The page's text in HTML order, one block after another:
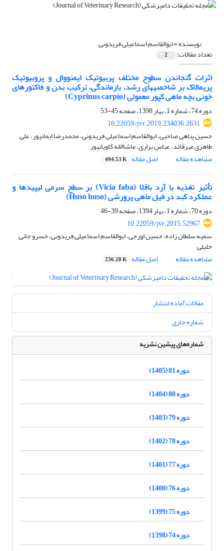
نویسنده =ابوالقاسم اسماعیلی فریدونی
تعداد مقالات: 2
اثرات گنجاندن سطوح مختلف پربیوتیک ایمنووال و پروبیوتیک
پریمالاک بر شاخصههای رشد، بازماندگی، ترکیب بدن و فاکتورهای
خونی بچه ماهی کپور معمولی (Cyprinus carpio)
دوره 74، شماره 1، بهار 1398، صفحه
45-53
10.22059/jvr.2019.234036.2631
حسین پناهی صاحبی، ابوالقاسم اسماعیلی فریدونی، محمدرضا ایمانپور، علی
طاهری میرقائد، عباس براری، ماشاالله کاویانپور
مشاهده مقاله
اصل مقاله 494.53 K
تأثیر تغذیه با آرد باقلا ‌(Vicia faba)‌ بر سطح سرمی لیپیدها و
عملکرد کبد در فیل ماهی پرورشی ‌(Huso huso)‌
دوره 70، شماره 1، بهار 1394، صفحه
39-46
10.22059/jvr.2015.52967
سمیه سلطان زاده، حسین اورجی، ابوالقاسم اسماعیلی فریدونی، خسرو جانی
خلیلی
مشاهده مقاله
اصل مقاله 236.28 K
مقالات آماده انتشار
شماره جاری
شماره‌های پیشین نشریه
دوره 81 (1405)
دوره 80 (1404)
دوره 79 (1403)
دوره 78 (1402)
دوره 77 (1401)
دوره 76 (1400)
دوره 75 (1399)
دوره 74 (1398)